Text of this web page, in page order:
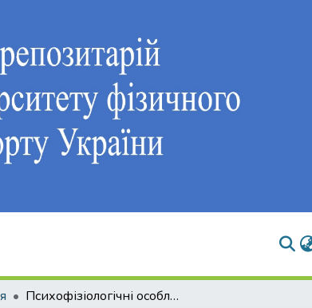
Психофізіологічні особливості кардіореспіраторної та нервової систем підлітків, залежних від комп’ютерних ігор